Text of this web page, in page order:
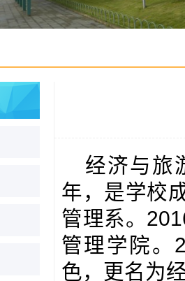
经济与旅
年，是学校
管理系。
管理学院。
色，更名为